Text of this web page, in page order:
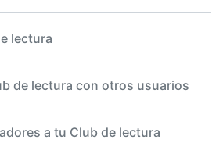
lectura
de lectura con otros usuarios
a tu Club de lectura